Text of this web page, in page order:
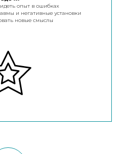
опыт в ошибках
и негативные установки
новые смыслы